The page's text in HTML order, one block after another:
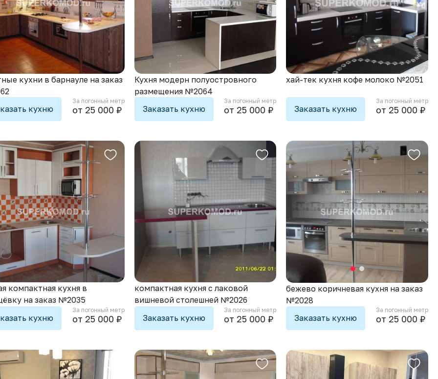
кухни в барнауле на заказ
кухню
За погонный метр
от 25 000 ₽
Кухня модерн полуостровного
размещения №2064
Заказать кухню
За погонный метр
от 25 000 ₽
хай-тек кухня кофе молоко №2051
Заказать кухню
За погонный метр
от 25 000 ₽
компактная кухня в
на заказ №2035
кухню
За погонный метр
от 25 000 ₽
компактная кухня с лаковой
вишневой столешней №2026
Заказать кухню
За погонный метр
от 25 000 ₽
бежево коричневая кухня на заказ
№2028
Заказать кухню
За погонный метр
от 25 000 ₽